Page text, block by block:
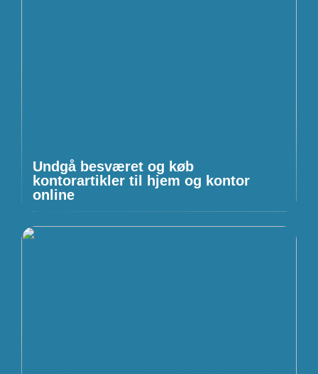
Undgå besværet og køb
kontorartikler til hjem og kontor
online